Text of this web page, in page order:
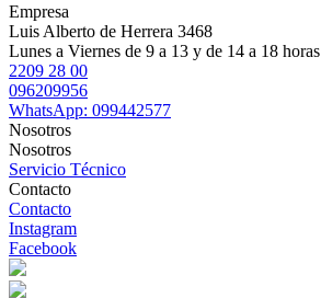
Empresa
Luis Alberto de Herrera 3468
Lunes a Viernes de 9 a 13 y de 14 a 18 horas
2209 28 00
096209956
WhatsApp: 099442577
Nosotros
Nosotros
Servicio Técnico
Contacto
Contacto
Instagram
Facebook